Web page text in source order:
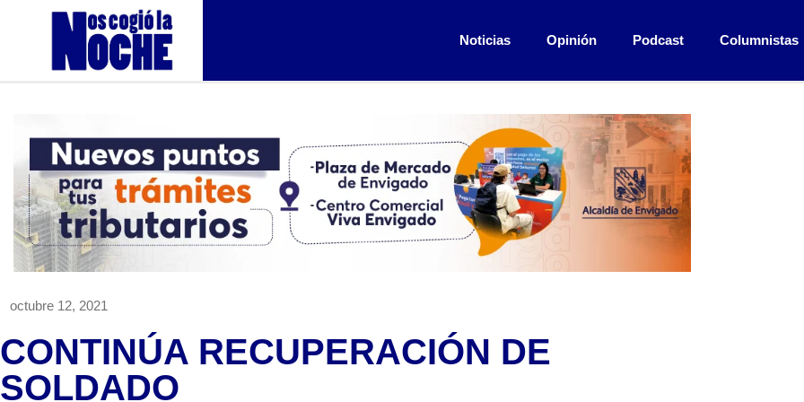
Noticias Opinión Podcast Columnistas
octubre 12, 2021
CONTINÚA RECUPERACIÓN DE
SOLDADO